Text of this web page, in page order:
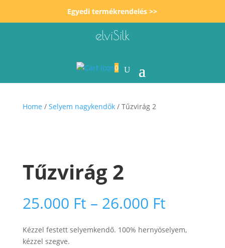
Egyedi termékrendelés >>
elviSilk
0
Home / Selyem nagykendők/ Tűzvirág 2
Tűzvirág 2
25.000 Ft – 26.000 Ft
25.000
-
26.000
Kézzel festett selyemkendő. 100% hernyóselyem,
kézzel szegve.